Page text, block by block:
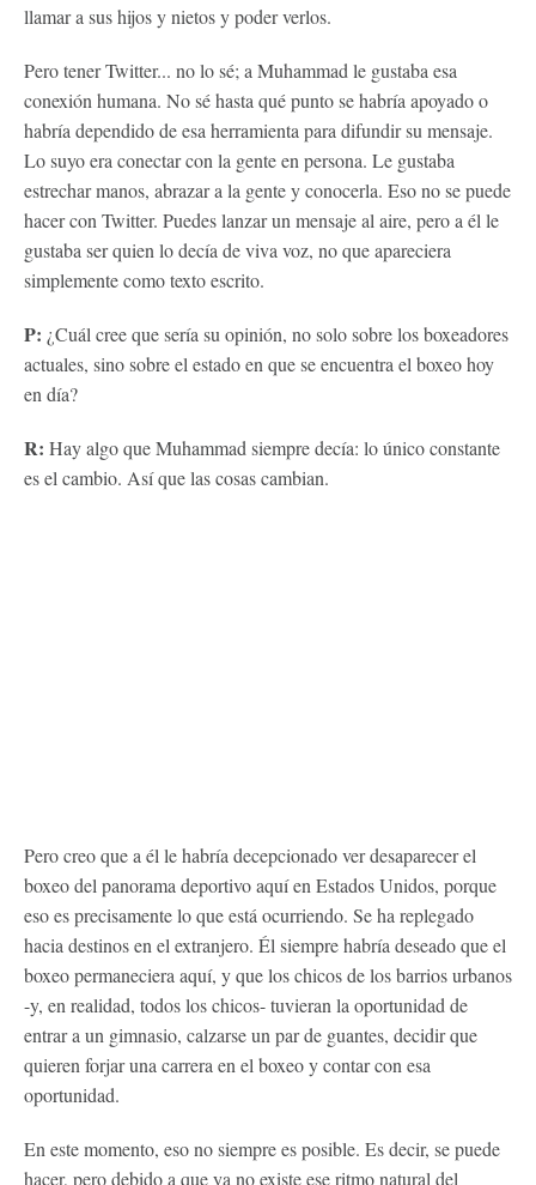
llamar a sus hijos y nietos y poder verlos.
Pero tener Twitter... no lo sé; a Muhammad le gustaba esa
conexión humana. No sé hasta qué punto se habría apoyado o
habría dependido de esa herramienta para difundir su mensaje.
Lo suyo era conectar con la gente en persona. Le gustaba
estrechar manos, abrazar a la gente y conocerla. Eso no se puede
hacer con Twitter. Puedes lanzar un mensaje al aire, pero a él le
gustaba ser quien lo decía de viva voz, no que apareciera
simplemente como texto escrito.
P: ¿Cuál cree que sería su opinión, no solo sobre los boxeadores
actuales, sino sobre el estado en que se encuentra el boxeo hoy
en día?
R: Hay algo que Muhammad siempre decía: lo único constante
es el cambio. Así que las cosas cambian.
Pero creo que a él le habría decepcionado ver desaparecer el
boxeo del panorama deportivo aquí en Estados Unidos, porque
eso es precisamente lo que está ocurriendo. Se ha replegado
hacia destinos en el extranjero. Él siempre habría deseado que el
boxeo permaneciera aquí, y que los chicos de los barrios urbanos
-y, en realidad, todos los chicos- tuvieran la oportunidad de
entrar a un gimnasio, calzarse un par de guantes, decidir que
quieren forjar una carrera en el boxeo y contar con esa
oportunidad.
En este momento, eso no siempre es posible. Es decir, se puede
hacer, pero debido a que ya no existe ese ritmo natural del